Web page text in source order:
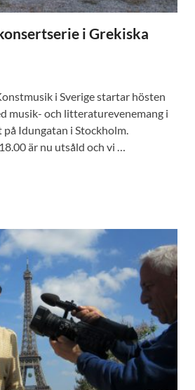
i Grekiska
i Sverige startar hösten
musik- och litteraturevenemang i
Idungatan i Stockholm.
är nu utsåld och vi …